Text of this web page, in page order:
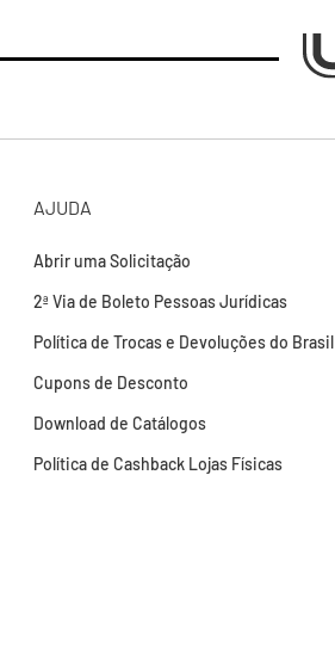
AJUDA
Abrir uma Solicitação
2ª Via de Boleto Pessoas Jurídicas
Política de Trocas e Devoluções do Brasil
Cupons de Desconto
Download de Catálogos
Política de Cashback Lojas Físicas